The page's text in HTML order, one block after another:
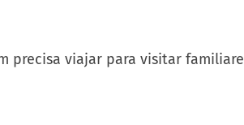
viajar para visitar